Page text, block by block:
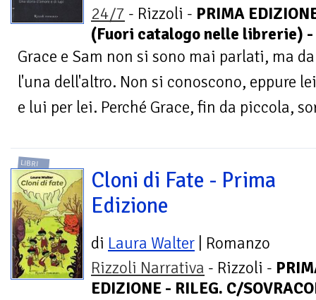
24/7 - Rizzoli - PRIMA
(Fuori catalogo nelle librerie) -
Grace e Sam non si sono mai parlati, ma
l'una dell'altro. Non si conoscono, eppure
e lui per lei. Perché Grace, fin da piccola,
LIBRI
Cloni di Fate - Prima
Edizione
di Laura Walter | Romanzo
Rizzoli Narrativa - Rizzoli -
EDIZIONE - RILEG. C/